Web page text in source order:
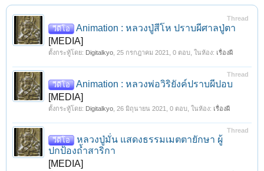
Thread
วีดีโอ
Animation : หลวงปู่สีโห ปราบผีศาลปู่ตา
[MEDIA]
ตั้งกระทู้โดย: Digitalkyo 25 กรกฎาคม 2021 , 0 ตอบ, ในห้อง: เรื่องผี
Thread
วีดีโอ
Animation : หลวงพ่อวิริยังค์ปราบผีปอบ
[MEDIA]
ตั้งกระทู้โดย: Digitalkyo 26 มิถุนายน 2021 , 0 ตอบ, ในห้อง: เรื่องผี
Thread
วีดีโอ
หลวงปู่มั่น แสดงธรรมเมตตายักษา ผู้
ปกป้องถ้ำสาริกา
[MEDIA]